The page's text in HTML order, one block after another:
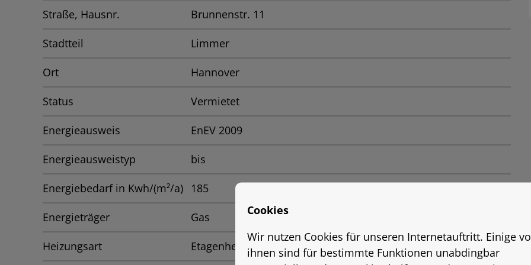
Straße, Hausnr. Brunnenstr. 11
Stadtteil Limmer
Ort Hannover
Status Vermietet
Energieausweis EnEV 2009
Energieausweistyp bis
Energiebedarf in Kwh/(m²/a) 185
Energieträger Gas
Heizungsart Etagenheizung
Cookies
Wir nutzen Cookies für unseren Internetauftritt. Einige
ihnen sind für bestimmte Funktionen unabdingbar